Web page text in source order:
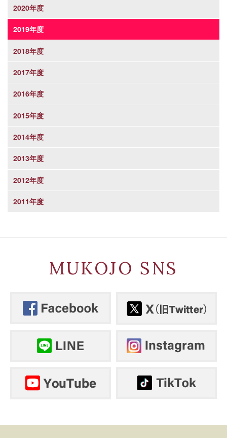
2020年度
2019年度
2018年度
2017年度
2016年度
2015年度
2014年度
2013年度
2012年度
2011年度
MUKOJO SNS